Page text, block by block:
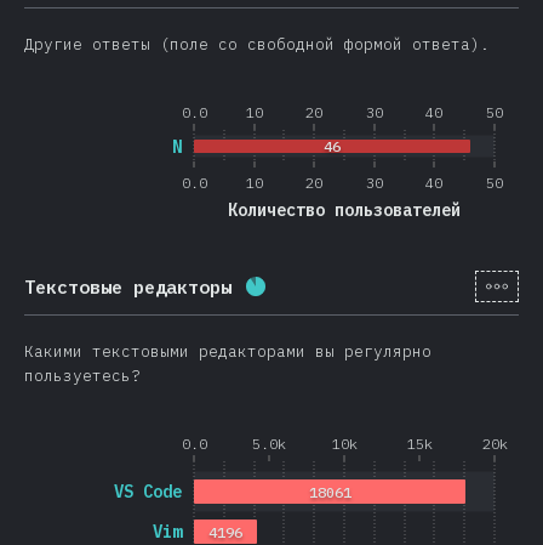
Другие ответы (поле со свободной формой ответа).
0.0 10 20 30 40 50
0.0 10 20 30 40 50
Количество пользователей
N 46
Текстовые редакторы Процент заполнения: 88.4%
[ru-
Какими текстовыми редакторами вы регулярно
пользуетесь?
0.0 5.0k 10k 15k 20k
Vim
VS Code
4196
18061